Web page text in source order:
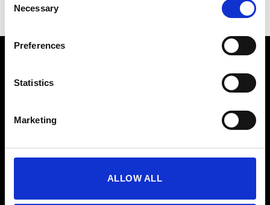
Selection
Necessary
Preferences
Statistics
Marketing
ALLOW ALL
Prodotto
Tuta Original EMS
Abbonamento App